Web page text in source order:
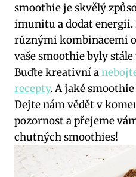
smoothie je skvělý
imunitu a dodat
různými kombinacemi
vaše smoothie byly
Buďte kreativní a
recepty. A jaké smoothie
Dejte nám vědět v
pozornost a přejeme
chutných smoothies!